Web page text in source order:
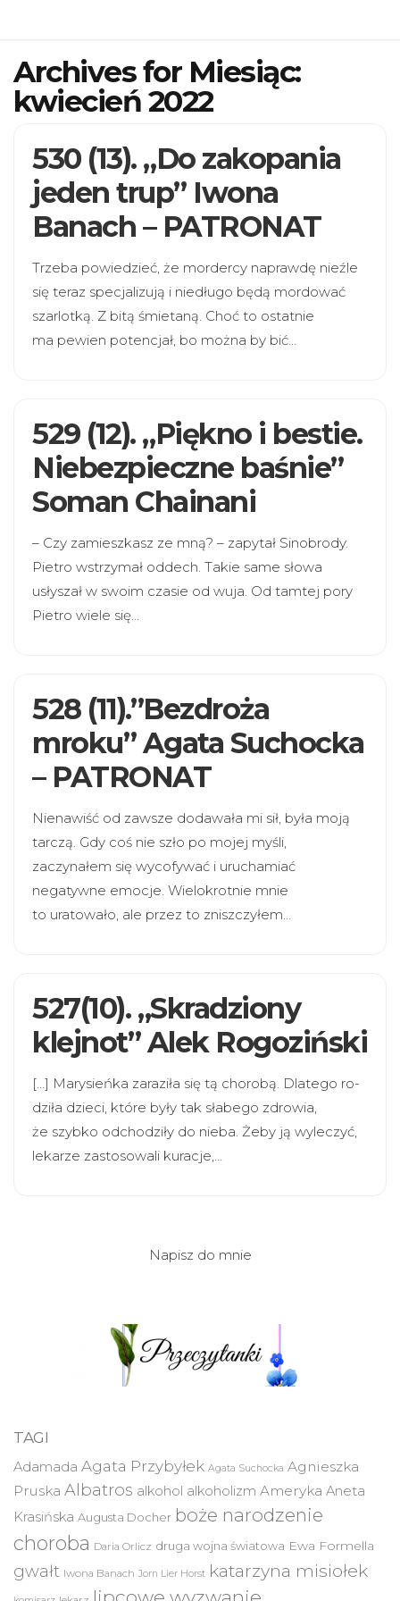
Archives for Miesiąc:
kwiecień 2022
530 (13). „Do zakopania
jeden trup” Iwona
Banach – PATRONAT
Trzeba powiedzieć, że mordercy naprawdę nieźle
się teraz specjalizują i niedługo będą mordować
szarlotką. Z bitą śmietaną. Choć to ostatnie
ma pewien potencjał, bo można by bić…
529 (12). „Piękno i bestie.
Niebezpieczne baśnie”
Soman Chainani
– Czy zamieszkasz ze mną? – zapytał Sinobrody.
Pietro wstrzymał oddech. Takie same słowa
usłyszał w swoim czasie od wuja. Od tamtej pory
Pietro wiele się…
528 (11).”Bezdroża
mroku” Agata Suchocka
– PATRONAT
Nienawiść od zawsze dodawała mi sił, była moją
tarczą. Gdy coś nie szło po mojej myśli,
zaczynałem się wycofywać i uruchamiać
negatywne emocje. Wielokrotnie mnie
to uratowało, ale przez to zniszczyłem…
527(10). „Skradziony
klejnot” Alek Rogoziński
[…] Mary­sień­ka zara­ziła się tą cho­robą. Dla­tego ro­
dzi­ła dzie­ci, które były tak sła­bego zdro­wia,
że szyb­ko odcho­dziły do nieba. Żeby ją wyle­czyć,
leka­rze zasto­so­wali kura­cje,…
Napisz do mnie
TAGI
Adamada Agata Przybyłek Agata Suchocka Agnieszka
Pruska Albatros alkohol alkoholizm Ameryka Aneta
Krasińska Augusta Docher boże narodzenie
choroba Daria Orlicz druga wojna światowa Ewa Formella
gwałt Iwona Banach Jorn Lier Horst katarzyna misiołek